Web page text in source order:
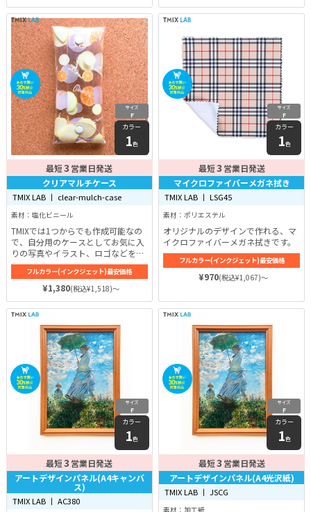
サイズ
F
カラー
1色
最短3 営業日発送
クリアマルチケース
TMIX LAB 丨 clear-mulch-case
素材：塩化ビニール
TMIXでは1つからでも作成可能なの
で、自分用のケースとしてお気に入
りの写真やイラスト、ロゴなどをプ
リントしたオリジナルのクリアマル
チケースにしてみるのも良いですね
フルカラー(インクジェット)最安価格
¥1,380(税込¥1,518)～
サイズ
F
カラー
1色
最短3 営業日発送
マイクロファイバーメガネ拭き
TMIX LAB 丨 LSG45
素材：ポリエステル
オリジナルのデザインで作れる、マ
イクロファイバーメガネ拭きです。
フルカラー(インクジェット)最安価格
¥970(税込¥1,067)～
サイズ
F
カラー
1色
最短3 営業日発送
アートデザインパネル(A4キャンバ
ス)
TMIX LAB 丨 AC380
サイズ
F
カラー
1色
最短3 営業日発送
アートデザインパネル(A4光沢紙)
TMIX LAB 丨 JSCG
素材：加工紙